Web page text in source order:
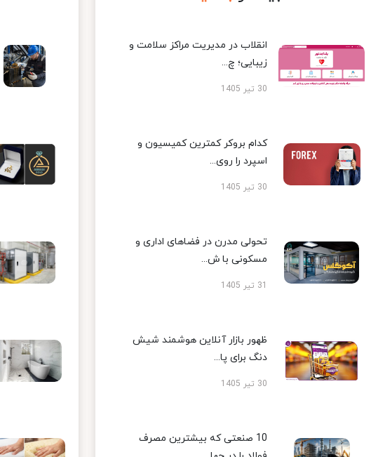
انقلاب در مدیریت مراکز سلامت و
زیبایی؛ چ...
30 تیر 1405
کدام بروکر کمترین کمیسیون و
اسپرد را روی...
30 تیر 1405
تحولی مدرن در فضاهای اداری و
مسکونی با ش...
31 تیر 1405
ظهور بازار آنلاین هوشمند شیش
دنگ برای پا...
30 تیر 1405
10 صنعتی که بیشترین مصرف